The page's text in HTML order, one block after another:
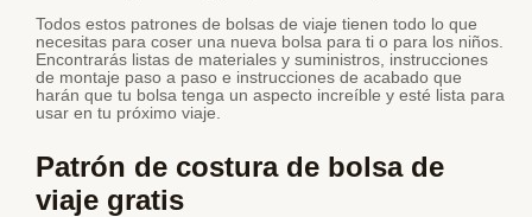
Todos estos patrones de bolsas de viaje tienen todo lo que
necesitas para coser una nueva bolsa para ti o para los niños.
Encontrarás listas de materiales y suministros, instrucciones
de montaje paso a paso e instrucciones de acabado que
harán que tu bolsa tenga un aspecto increíble y esté lista para
usar en tu próximo viaje.
Patrón de costura de bolsa de
viaje gratis